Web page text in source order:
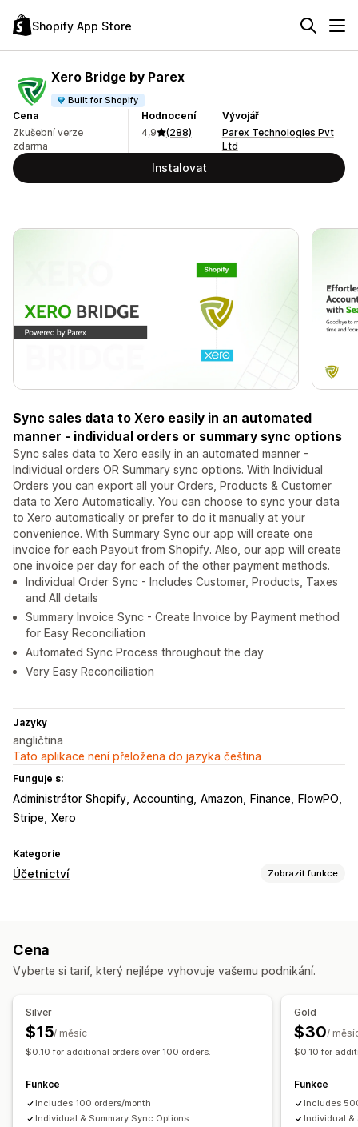
Shopify App Store
Xero Bridge by Parex
Built for Shopify
Cena
Zkušební verze
zdarma
Hodnocení
4,9
(288)
Vývojář
Parex Technologies Pvt
Ltd
Instalovat
Sync sales data to Xero easily in an automated
manner - individual orders or summary sync options
Sync sales data to Xero easily in an automated manner -
Individual orders OR Summary sync options. With Individual
Orders you can export all your Orders, Products & Customer
data to Xero Automatically. You can choose to sync your data
to Xero automatically or prefer to do it manually at your
convenience. With Summary Sync our app will create one
invoice for each Payout from Shopify. Also, our app will create
one invoice per day for each of the other payment methods.
Individual Order Sync - Includes Customer, Products, Taxes
and All details
Summary Invoice Sync - Create Invoice by Payment method
for Easy Reconciliation
Automated Sync Process throughout the day
Very Easy Reconciliation
Jazyky
angličtina
Tato aplikace není přeložena do jazyka čeština
Funguje s:
Administrátor Shopify Accounting Amazon Finance
FlowPO
Stripe Xero
Kategorie
Účetnictví Zobrazit funkce
Daň z prodeje
Sledování nákladů na prodané zboží
Účtování a fakturace
Nákupní objednávky
Více obchodů
Automatizovaná synchronizace dat
Souhrn denních prodejů Podrobnosti objednávky
Cena
Vyberte si tarif, který nejlépe vyhovuje vašemu podnikání.
Silver
$15/ měsíc
$0.10 for additional orders over 100 orders.
Funkce
Includes 100 orders/month
Individual & Summary Sync Options
Gold
$30/
$0.10 for
Funkce
Includes
Individual &